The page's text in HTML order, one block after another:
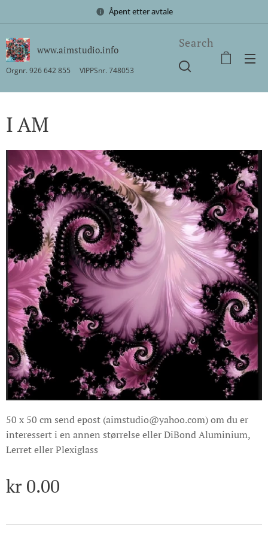
Åpent etter avtale
www.aimstudio.info
Orgnr. 926 642 855 VIPPSnr. 748053
Search
I AM
50 x 50 cm send epost (aimstudio@yahoo.com) om du er
interessert i en annen størrelse eller DiBond Aluminium,
Lerret eller Plexiglass
kr 0.00